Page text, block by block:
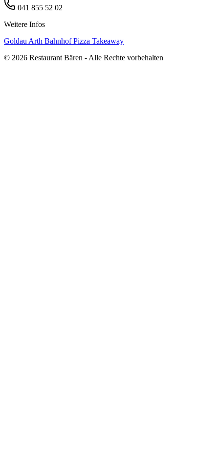
041 855 52 02
Weitere Infos
Goldau Arth BahnhofPizza Takeaway
© 2026 Restaurant Bären - Alle Rechte vorbehalten